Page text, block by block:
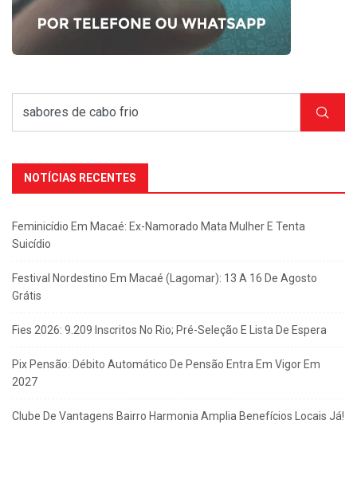
NOTÍCIAS RECENTES
Feminicídio Em Macaé: Ex-Namorado Mata Mulher E Tenta
Suicídio
Festival Nordestino Em Macaé (Lagomar): 13 A 16 De Agosto
Grátis
Fies 2026: 9.209 Inscritos No Rio; Pré-Seleção E Lista De Espera
Pix Pensão: Débito Automático De Pensão Entra Em Vigor Em
2027
Clube De Vantagens Bairro Harmonia Amplia Benefícios Locais Já!